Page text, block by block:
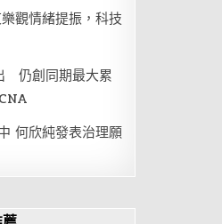
觀情緒提振，科技
仍創同期最大累
何欣純發表治理願